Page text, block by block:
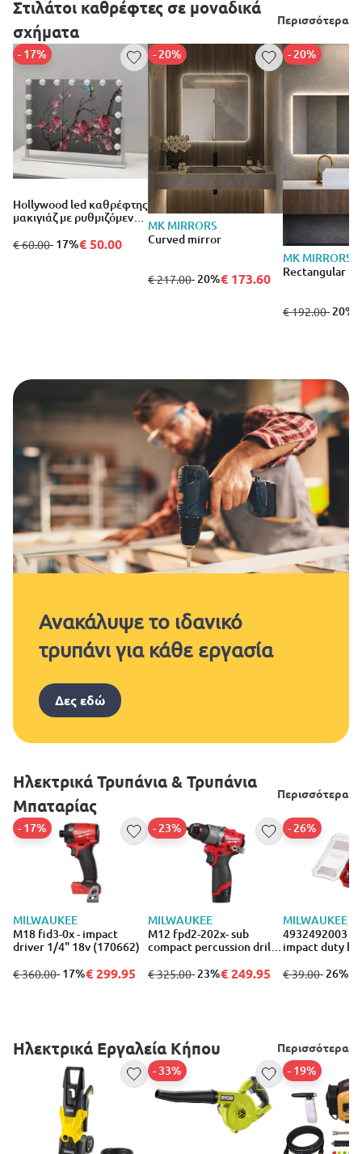
Στιλάτοι καθρέφτες σε μοναδικά
σχήματα
Περισσότερα
Hollywood led καθρέφτης
μακιγιάζ με ρυθμιζόμενο
από
€ 60.00σε
- 17%
- 17%€ 50.00
MK MIRRORS
Curved mirror
από
€ 217.00σε
- 20%
- 20%€ 173.60
MK MIRRORS
Rectangular
από
€ 192.00σε
- 20%
- 20%
Ανακάλυψε το ιδανικό
τρυπάνι για κάθε εργασία
Δες εδώ
Ηλεκτρικά Τρυπάνια & Τρυπάνια
Μπαταρίας
Περισσότερα
MILWAUKEE
M18 fid3-0x - impact
driver 1/4" 18v (170662)
από
€ 360.00σε
- 17%
- 17%€ 299.95
MILWAUKEE
M12 fpd2-202x- sub
compact percussion drill
από
€ 325.00σε
- 23%
- 23%€ 249.95
MILWAUKEE
4932492003 -
impact duty
από
€ 39.00σε
- 26%
- 26%
Ηλεκτρικά Εργαλεία Κήπου Περισσότερα
- 33% - 19%